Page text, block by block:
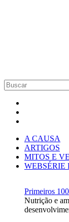
A CAUSA
ARTIGOS
MITOS E
WEBSÉRIE
Primeiros
Nutrição e